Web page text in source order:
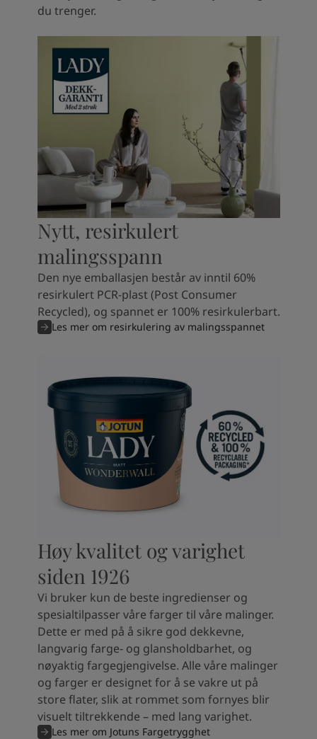
du trenger.
Nytt, resirkulert
malingsspann
Den nye emballasjen består av inntil 60%
resirkulert PCR-plast (Post Consumer
Recycled), og spannet er 100% resirkulerbart.
Les mer om resirkulering av malingsspannet
Høy kvalitet og varighet
siden 1926
Vi bruker kun de beste ingredienser og
spesialtilpasser våre farger til våre malinger.
Dette er med på å sikre god dekkevne,
langvarig farge- og glansholdbarhet, og
nøyaktig fargegjengivelse. Alle våre malinger
og farger er designet for å se vakre ut på
store flater, slik at rommet som fornyes blir
visuelt tiltrekkende – med lang varighet.
Les mer om Jotuns Fargetrygghet